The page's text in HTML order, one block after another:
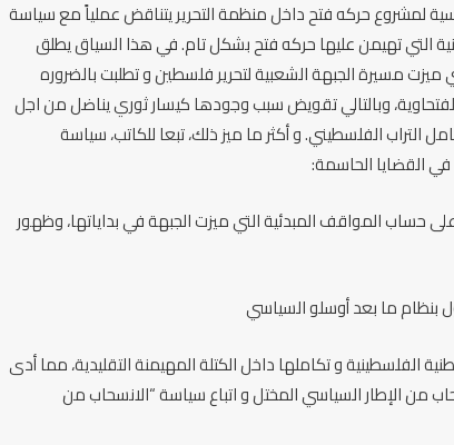
لمشروع حركه فتح داخل منظمة التحرير يتناقض عملياً مع سياسة
التي تهيمن عليها حركه فتح بشكل تام. في هذا السياق يطلق
ميزت مسيرة الجبهة الشعبية لتحرير فلسطين و تطلبت بالضروره
وبالتالي تقويض سبب وجودها كيسار ثوري يناضل من اجل
التراب الفلسطيني. و أكثر ما ميز ذلك، تبعا للكاتب، سياسة
القضايا الحاسمة:
حساب المواقف المبدئية التي ميزت الجبهة في بداياتها، وظهور
بنظام ما بعد أوسلو السياسي
الفلسطينية و تكاملها داخل الكتلة المهيمنة التقليدية، مما أدى
من الإطار السياسي المختل و اتباع سياسة “الانسحاب من